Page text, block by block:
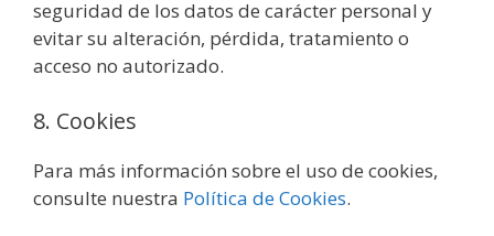
seguridad de los datos de carácter personal y
evitar su alteración, pérdida, tratamiento o
acceso no autorizado.
8. Cookies
Para más información sobre el uso de cookies,
consulte nuestra Política de Cookies.